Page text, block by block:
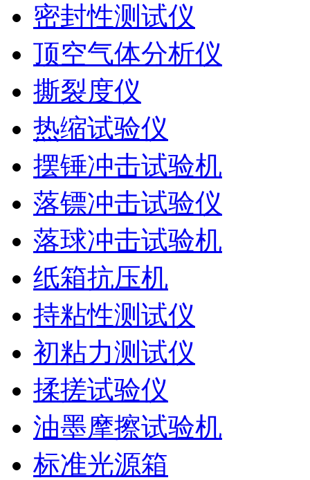
密封性测试仪
顶空气体分析仪
撕裂度仪
热缩试验仪
摆锤冲击试验机
落镖冲击试验仪
落球冲击试验机
纸箱抗压机
持粘性测试仪
初粘力测试仪
揉搓试验仪
油墨摩擦试验机
标准光源箱